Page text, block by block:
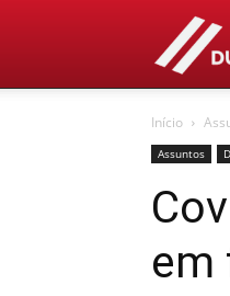
Início
Assuntos
em